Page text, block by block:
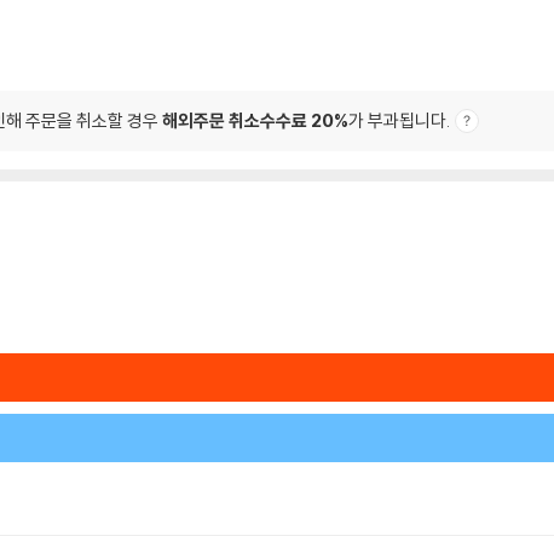
주문을 취소할 경우 해외주문 취소수수료 20%가 부과됩니다.